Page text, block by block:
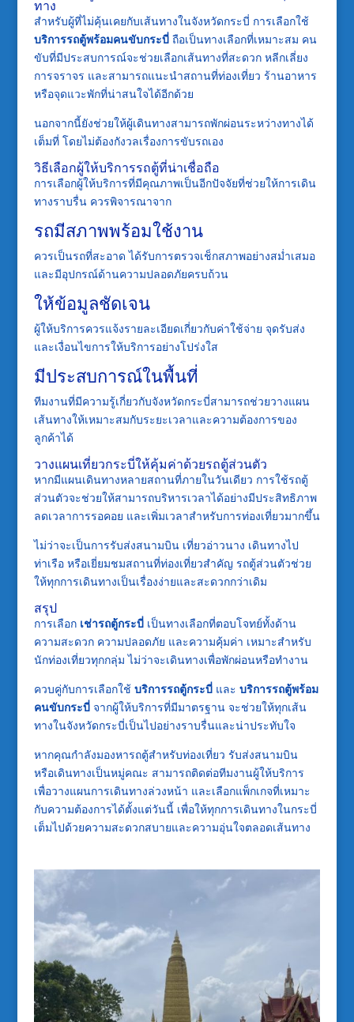
ทาง
สำหรับผู้ที่ไม่คุ้นเคยกับเส้นทางในจังหวัดกระบี่ การเลือกใช้
บริการรถตู้พร้อมคนขับกระบี่ถือเป็นทางเลือกที่เหมาะสม คน
ขับที่มีประสบการณ์จะช่วยเลือกเส้นทางที่สะดวก หลีกเลี่ยง
การจราจร และสามารถแนะนำสถานที่ท่องเที่ยว ร้านอาหาร
หรือจุดแวะพักที่น่าสนใจได้อีกด้วย
นอกจากนี้ยังช่วยให้ผู้เดินทางสามารถพักผ่อนระหว่างทางได้
เต็มที่ โดยไม่ต้องกังวลเรื่องการขับรถเอง
วิธีเลือกผู้ให้บริการรถตู้ที่น่าเชื่อถือ
การเลือกผู้ให้บริการที่มีคุณภาพเป็นอีกปัจจัยที่ช่วยให้การเดิน
ทางราบรื่น ควรพิจารณาจาก
รถมีสภาพพร้อมใช้งาน
ควรเป็นรถที่สะอาด ได้รับการตรวจเช็กสภาพอย่างสม่ำเสมอ
และมีอุปกรณ์ด้านความปลอดภัยครบถ้วน
ให้ข้อมูลชัดเจน
ผู้ให้บริการควรแจ้งรายละเอียดเกี่ยวกับค่าใช้จ่าย จุดรับส่ง
และเงื่อนไขการให้บริการอย่างโปร่งใส
มีประสบการณ์ในพื้นที่
ทีมงานที่มีความรู้เกี่ยวกับจังหวัดกระบี่สามารถช่วยวางแผน
เส้นทางให้เหมาะสมกับระยะเวลาและความต้องการของ
ลูกค้าได้
วางแผนเที่ยวกระบี่ให้คุ้มค่าด้วยรถตู้ส่วนตัว
หากมีแผนเดินทางหลายสถานที่ภายในวันเดียว การใช้รถตู้
ส่วนตัวจะช่วยให้สามารถบริหารเวลาได้อย่างมีประสิทธิภาพ
ลดเวลาการรอคอย และเพิ่มเวลาสำหรับการท่องเที่ยวมากขึ้น
ไม่ว่าจะเป็นการรับส่งสนามบิน เที่ยวอ่าวนาง เดินทางไป
ท่าเรือ หรือเยี่ยมชมสถานที่ท่องเที่ยวสำคัญ รถตู้ส่วนตัวช่วย
ให้ทุกการเดินทางเป็นเรื่องง่ายและสะดวกกว่าเดิม
สรุป
การเลือก เช่ารถตู้กระบี่เป็นทางเลือกที่ตอบโจทย์ทั้งด้าน
ความสะดวก ความปลอดภัย และความคุ้มค่า เหมาะสำหรับ
นักท่องเที่ยวทุกกลุ่ม ไม่ว่าจะเดินทางเพื่อพักผ่อนหรือทำงาน
ควบคู่กับการเลือกใช้ บริการรถตู้กระบี่และ บริการรถตู้พร้อม
คนขับกระบี่จากผู้ให้บริการที่มีมาตรฐาน จะช่วยให้ทุกเส้น
ทางในจังหวัดกระบี่เป็นไปอย่างราบรื่นและน่าประทับใจ
หากคุณกำลังมองหารถตู้สำหรับท่องเที่ยว รับส่งสนามบิน
หรือเดินทางเป็นหมู่คณะ สามารถติดต่อทีมงานผู้ให้บริการ
เพื่อวางแผนการเดินทางล่วงหน้า และเลือกแพ็กเกจที่เหมาะ
กับความต้องการได้ตั้งแต่วันนี้ เพื่อให้ทุกการเดินทางในกระบี่
เต็มไปด้วยความสะดวกสบายและความอุ่นใจตลอดเส้นทาง